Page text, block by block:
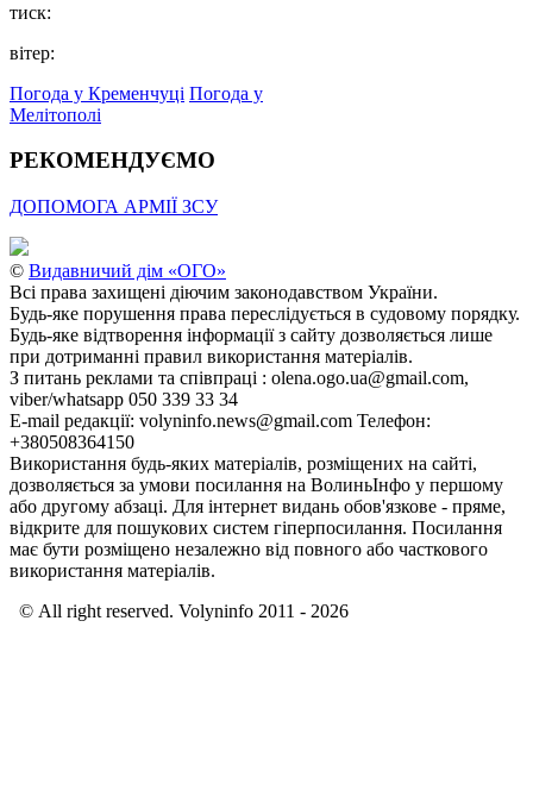
тиск:
вітер:
Погода у Кременчуці Погода у
Мелітополі
РЕКОМЕНДУЄМО
ДОПОМОГА АРМІЇ ЗСУ
© Видавничий дім «ОГО»
Всі права захищені діючим законодавством України.
Будь-яке порушення права переслідується в судовому порядку.
Будь-яке відтворення інформації з сайту дозволяється лише
при дотриманні правил використання матеріалів.
З питань реклами та співпраці : olena.ogo.ua@gmail.com,
viber/whatsapp 050 339 33 34
E-mail редакції: volyninfo.news@gmail.com Телефон:
+380508364150
Використання будь-яких матеріалів, розміщених на сайті,
дозволяється за умови посилання на ВолиньІнфо у першому
або другому абзаці. Для інтернет видань обов'язкове - пряме,
відкрите для пошукових систем гіперпосилання. Посилання
має бути розміщено незалежно від повного або часткового
використання матеріалів.
© All right reserved. Volyninfo 2011 - 2026